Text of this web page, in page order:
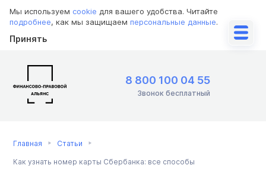
Мы используем cookie для вашего удобства. Читайте
подробнее, как мы защищаем персональные данные.
Принять
8 800 100 04 55
Звонок бесплатный
Главная Статьи
Как узнать номер карты Сбербанка: все способы